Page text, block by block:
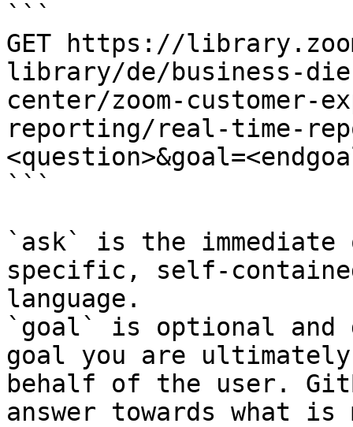
```
GET https://
library/de/business-
center/zoom-customer-
reporting/real-time-
```
`ask` is the
specific, self-
language.
`goal` is optional and
goal you are
behalf of the user.
answer towards what